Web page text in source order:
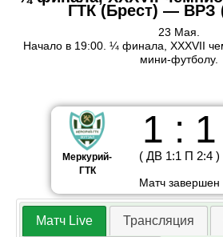
ГТК (Брест) — ВРЗ
23 Мая.
Начало в 19:00. ¼ финала, XXXVII
мини-футболу.
Меркурий-
ГТК
1 : 1
( ДВ 1:1 П 2:4 )
Матч завершен
Матч Live Трансляция